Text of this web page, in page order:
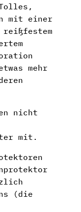
mit einer
reißfestem
mehr
nicht
mit.
(die